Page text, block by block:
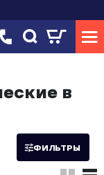
в
ФИЛЬТРЫ